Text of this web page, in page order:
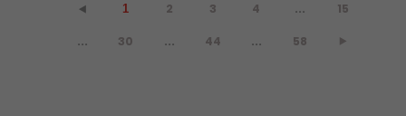
⯇ 1 2 3 4 ... 15
... 30 ... 44 ... 58 ⯈